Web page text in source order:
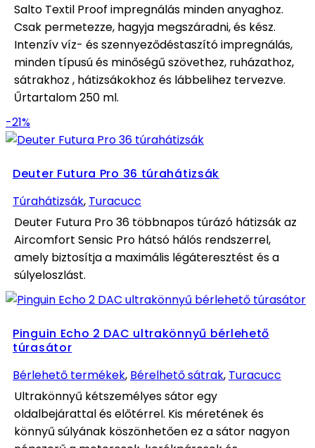
Salto Textil Proof impregnálás minden anyaghoz.
Csak permetezze, hagyja megszáradni, és kész.
Intenzív víz- és szennyeződéstaszító impregnálás,
minden típusú és minőségű szövethez, ruházathoz,
sátrakhoz , hátizsákokhoz és lábbelihez tervezve.
Űrtartalom 250 ml.
-21%
Deuter Futura Pro 36 túrahátizsák
Túrahátizsák, Turacucc
Deuter Futura Pro 36 többnapos túrázó hátizsák az
Aircomfort Sensic Pro hátsó hálós rendszerrel,
amely biztosítja a maximális légáteresztést és a
súlyeloszlást.
Pinguin Echo 2 DAC ultrakönnyű bérlehető
túrasátor
Bérlehető termékek, Bérelhető sátrak, Turacucc
Ultrakönnyű kétszemélyes sátor egy
oldalbejárattal és előtérrel. Kis méretének és
könnyű súlyának köszönhetően ez a sátor nagyon